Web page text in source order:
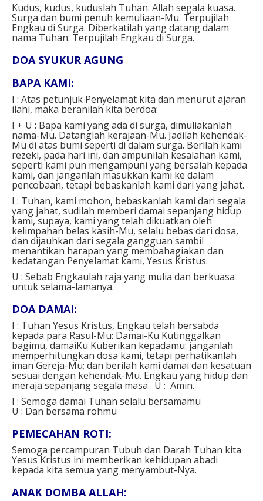
Kudus, kudus, kuduslah Tuhan. Allah segala kuasa.
Surga dan bumi penuh kemuliaan-Mu. Terpujilah
Engkau di Surga. Diberkatilah yang datang dalam
nama Tuhan. Terpujilah Engkau di Surga.
DOA SYUKUR AGUNG
BAPA KAMI:
I : Atas petunjuk Penyelamat kita dan menurut ajaran
ilahi, maka beranilah kita berdoa:
I + U : Bapa kami yang ada di surga, dimuliakanlah
nama-Mu. Datanglah kerajaan-Mu. Jadilah kehendak-
Mu di atas bumi seperti di dalam surga. Berilah kami
rezeki, pada hari ini, dan ampunilah kesalahan kami,
seperti kami pun mengampuni yang bersalah kepada
kami, dan janganlah masukkan kami ke dalam
pencobaan, tetapi bebaskanlah kami dari yang jahat.
I : Tuhan, kami mohon, bebaskanlah kami dari segala
yang jahat, sudilah memberi damai sepanjang hidup
kami, supaya, kami yang telah dikuatkan oleh
kelimpahan belas kasih-Mu, selalu bebas dari dosa,
dan dijauhkan dari segala gangguan sambil
menantikan harapan yang membahagiakan dan
kedatangan Penyelamat kami, Yesus Kristus.
U : Sebab Engkaulah raja yang mulia dan berkuasa
untuk selama-lamanya.
DOA DAMAI:
I : Tuhan Yesus Kristus, Engkau telah bersabda
kepada para Rasul-Mu: Damai-Ku Kutinggalkan
bagimu, damaiKu Kuberikan kepadamu: janganlah
memperhitungkan dosa kami, tetapi perhatikanlah
iman Gereja-Mu; dan berilah kami damai dan kesatuan
sesuai dengan kehendak-Mu. Engkau yang hidup dan
meraja sepanjang segala masa. U : Amin.
I : Semoga damai Tuhan selalu bersamamu
U : Dan bersama rohmu
PEMECAHAN ROTI:
Semoga percampuran Tubuh dan Darah Tuhan kita
Yesus Kristus ini memberikan kehidupan abadi
kepada kita semua yang menyambut-Nya.
ANAK DOMBA ALLAH: